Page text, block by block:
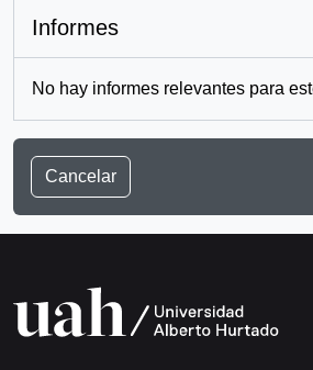
Informes
No hay informes relevantes para
Cancelar